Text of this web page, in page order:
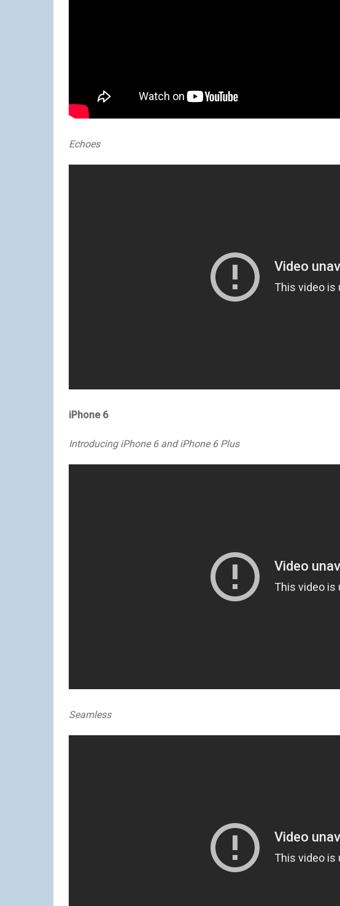
Echoes
iPhone 6
Introducing iPhone 6 and iPhone 6 Plus
Seamless